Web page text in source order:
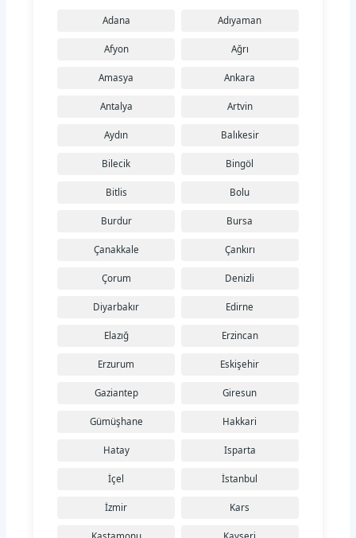
Adana Adıyaman
Afyon Ağrı
Amasya Ankara
Antalya Artvin
Aydın Balıkesir
Bilecik Bingöl
Bitlis Bolu
Burdur Bursa
Çanakkale Çankırı
Çorum Denizli
Diyarbakır Edirne
Elazığ Erzincan
Erzurum Eskişehir
Gaziantep Giresun
Gümüşhane Hakkari
Hatay Isparta
İçel İstanbul
İzmir Kars